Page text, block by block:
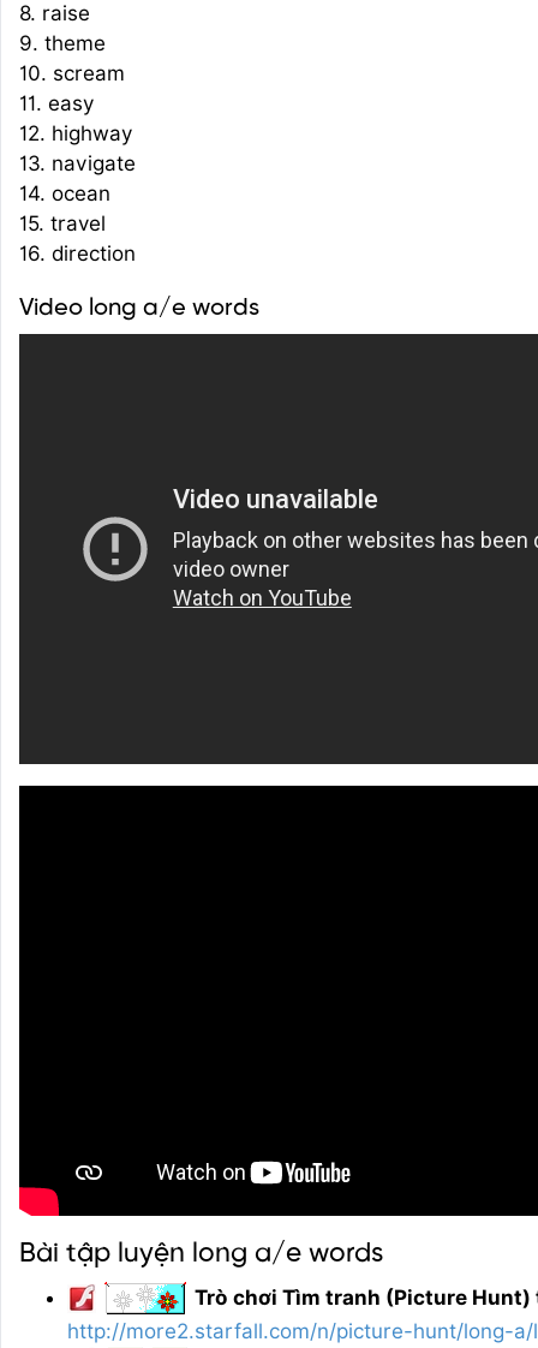
8. raise
9. theme
10. scream
11. easy
12. highway
13. navigate
14. ocean
15. travel
16. direction
Video long a/e words
Bài tập luyện long a/e words
Trò chơi Tìm tranh (Picture
http://more2.starfall.com/n/picture-hunt/long-a/